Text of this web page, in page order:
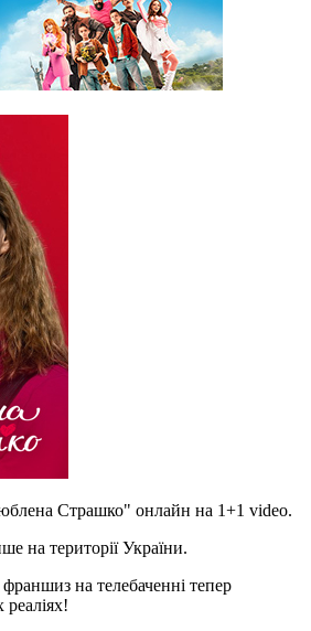
Страшко" онлайн на 1+1 video.
на території України.
на телебаченні тепер
реаліях!